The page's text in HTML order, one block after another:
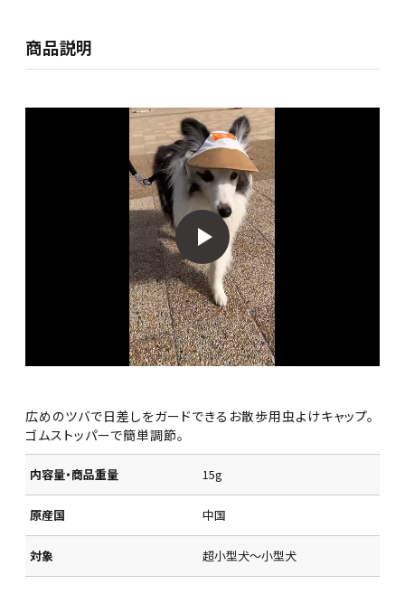
商品説明
広めのツバで日差しをガードできるお散歩用虫よけキャップ。
ゴムストッパーで簡単調節。
内容量・商品重量 15g
原産国 中国
対象 超小型犬～小型犬